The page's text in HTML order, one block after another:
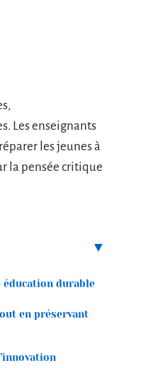
Les enseignants
les jeunes à
la pensée critique
éducation durable
en préservant